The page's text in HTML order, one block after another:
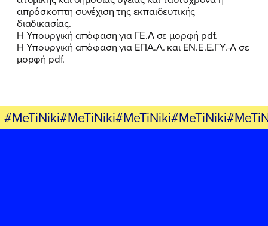
ΕΛΑ ΚΙ ΕΣΥ
απρόσκοπτη συνέχιση της εκπαιδευτικής
διαδικασίας.
Η Υπουργική απόφαση για ΓΕ.Λ σε μορφή pdf.
Η Υπουργική απόφαση για ΕΠΑ.Λ. και ΕΝ.Ε.Ε.ΓΥ.-Λ σε
μορφή pdf.